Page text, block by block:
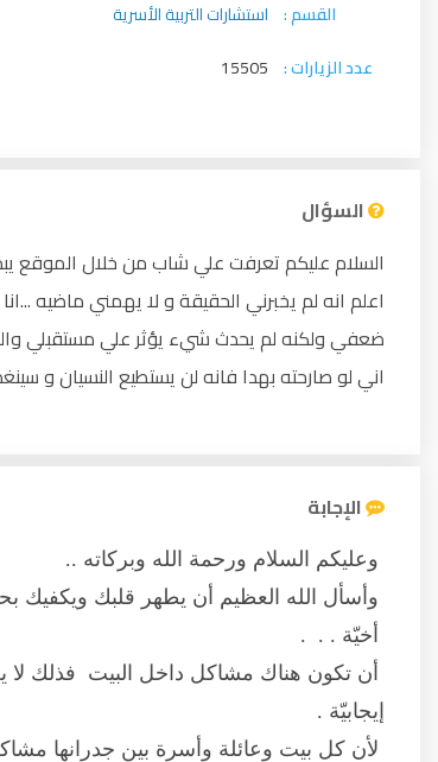
القسم : استشارات التربية الأسرية
عدد الزيارات : 15505
السؤال
السلام عليكم تعرفت علي شاب من خلال الموقع
اعلم انه لم يخبرني الحقيقة و لا يهمني ماضيه
ضعفي ولكنه لم يحدث شيء يؤثر علي مستقبلي
اني لو صارحته بهدا فانه لن يستطيع النسيان و
الإجابة
وعليكم السلام ورحمة الله وبركاته ..
وأسأل الله العظيم أن يطهر قلبك ويكفيك
أخيّة . . .
أن تكون هناك مشاكل داخل البيت فذلك لا
إيجابيّة .
لأن كل بيت وعائلة وأسرة بين جدرانها